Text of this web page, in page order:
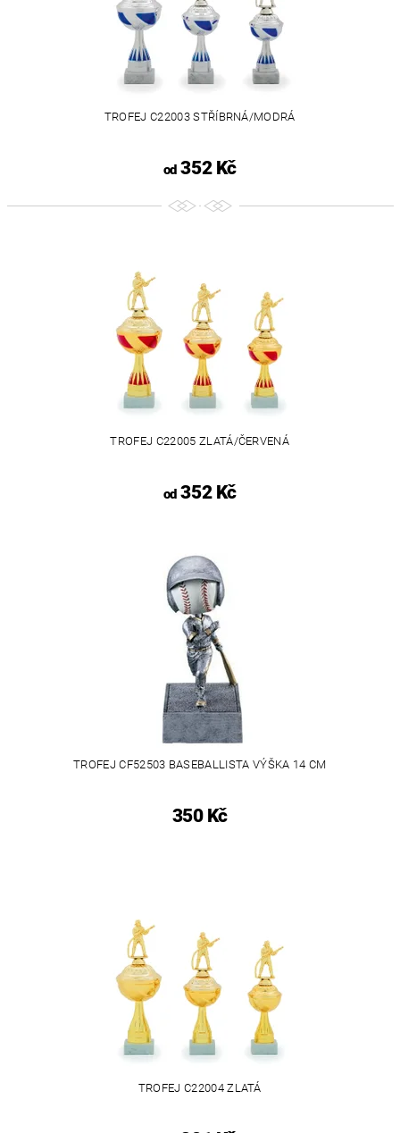
TROFEJ C22003 STŘÍBRNÁ/MODRÁ
od352 Kč
TROFEJ C22005 ZLATÁ/ČERVENÁ
od352 Kč
TROFEJ CF52503 BASEBALLISTA VÝŠKA 14 CM
350 Kč
TROFEJ C22004 ZLATÁ